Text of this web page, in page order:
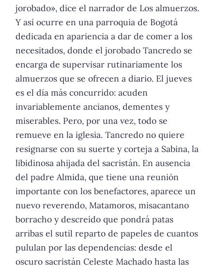
jorobado», dice el narrador de Los almuerzos.
Y así ocurre en una parroquia de Bogotá
dedicada en apariencia a dar de comer a los
necesitados, donde el jorobado Tancredo se
encarga de supervisar rutinariamente los
almuerzos que se ofrecen a diario. El jueves
es el día más concurrido: acuden
invariablemente ancianos, dementes y
miserables. Pero, por una vez, todo se
remueve en la iglesia. Tancredo no quiere
resignarse con su suerte y corteja a Sabina, la
libidinosa ahijada del sacristán. En ausencia
del padre Almida, que tiene una reunión
importante con los benefactores, aparece un
nuevo reverendo, Matamoros, misacantano
borracho y descreído que pondrá patas
arribas el sutil reparto de papeles de cuantos
pululan por las dependencias: desde el
oscuro sacristán Celeste Machado hasta las